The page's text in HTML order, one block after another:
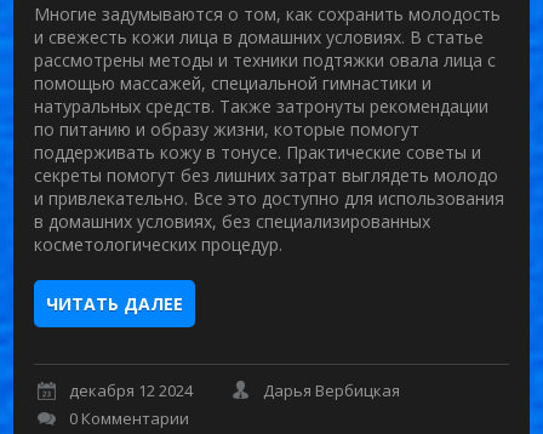
Многие задумываются о том, как сохранить молодость
и свежесть кожи лица в домашних условиях. В статье
рассмотрены методы и техники подтяжки овала лица с
помощью массажей, специальной гимнастики и
натуральных средств. Также затронуты рекомендации
по питанию и образу жизни, которые помогут
поддерживать кожу в тонусе. Практические советы и
секреты помогут без лишних затрат выглядеть молодо
и привлекательно. Все это доступно для использования
в домашних условиях, без специализированных
косметологических процедур.
ЧИТАТЬ ДАЛЕЕ
декабря 12 2024
Дарья Вербицкая
0 Комментарии